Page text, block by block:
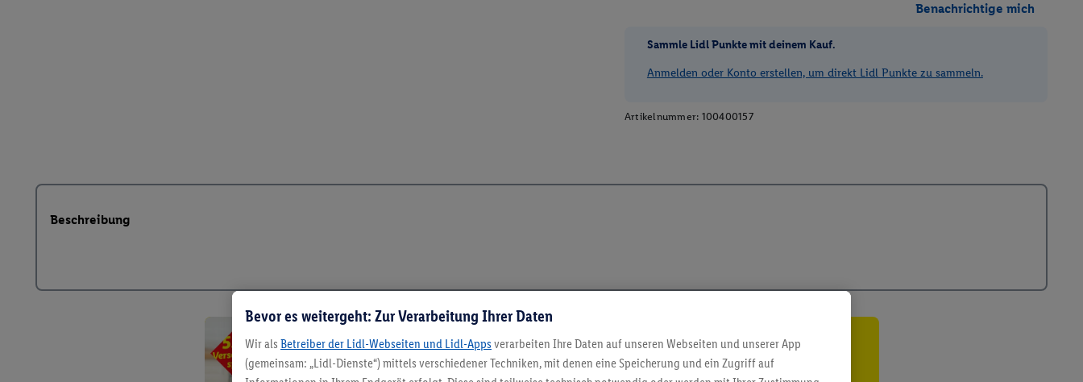
Benachrichtige mich
Sammle Lidl Punkte mit deinem Kauf.
Anmelden oder Konto erstellen, um direkt Lidl Punkte zu sammeln.
Artikelnummer: 100400157
Beschreibung
5.95 € Versand sparen³²ᵃ
Bevor es weitergeht: Zur Verarbeitung Ihrer Daten
Wir als Betreiber der Lidl-Webseiten und Lidl-Apps verarbeiten Ihre Daten auf unseren Webseiten und unserer App
(gemeinsam: „Lidl-Dienste“) mittels verschiedener Techniken, mit denen eine Speicherung und ein Zugriff auf